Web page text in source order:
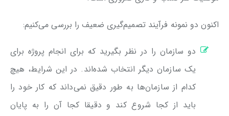
اکنون دو نمونه فرآیند تصمیم‌گیری ضعیف را بررسی می‌کنیم:
دو سازمان را در نظر بگیرید که برای انجام پروژه برای
یک سازمان دیگر انتخاب شده‌اند. در این شرایط، هیچ
کدام از سازمان‌ها به طور دقیق نمی‌داند که کار خود را
باید از کجا شروع کند و دقیقا کجا آن را به پایان